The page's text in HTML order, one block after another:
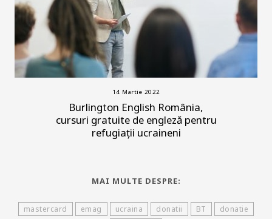
14 Martie 2022
Burlington English România,
cursuri gratuite de engleză pentru
refugiații ucraineni
MAI MULTE DESPRE:
mastercard emag ucraina donatii BT
donatie